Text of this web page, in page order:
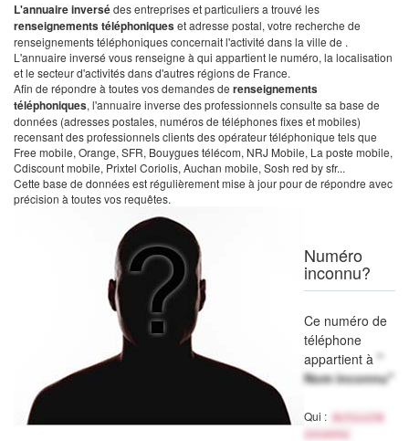
L'annuaire inversédes entreprises et particuliers a trouvé les
renseignements téléphoniqueset adresse postal, votre recherche de
renseignements téléphoniques concernait l'activité dans la ville de .
L'annuaire inversé vous renseigne à qui appartient le numéro, la localisation
et le secteur d'activités dans d'autres régions de France.
Afin de répondre à toutes vos demandes de renseignements
téléphoniques, l'annuaire inverse des professionnels consulte sa base de
données (adresses postales, numéros de téléphones fixes et mobiles)
recensant des professionnels clients des opérateur téléphonique tels que
Free mobile, Orange, SFR, Bouygues télécom, NRJ Mobile, La poste mobile,
Cdiscount mobile, Prixtel Coriolis, Auchan mobile, Sosh red by sfr...
Cette base de données est régulièrement mise à jour pour de répondre avec
précision à toutes vos requêtes.
Numéro
inconnu?
Ce numéro de
téléphone
appartient à "
Nom inconnu"
Qui :
Activité
inconnu